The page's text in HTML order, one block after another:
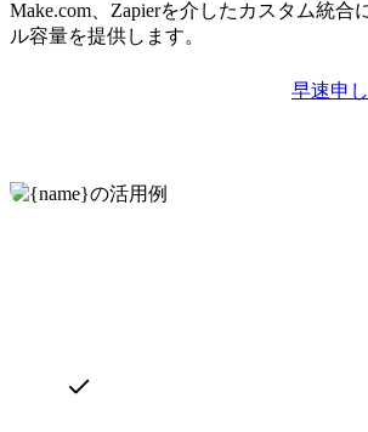
Make.com、Zapierを介したカスタム統
ル容量を提供します。
早速申